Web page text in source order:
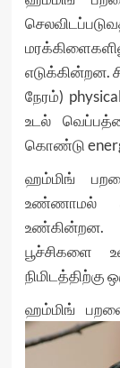
எடுக்கின்றன.
நேரம்)
உடல்
கொண்டு
ஹம்மிங்
உண்ணாமல்
உண்கின்றன.
பூச்சிகளை
ஹம்மிங்